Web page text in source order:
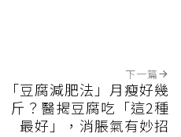
下一篇
「豆腐減肥法」月瘦好幾
斤？醫揭豆腐吃「這2種
最好」，消脹氣有妙招